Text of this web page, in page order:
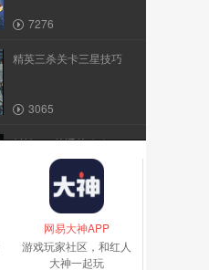
7276
精英三杀关卡三星技巧
3065
封神142关通关攻略
5592
【乱斗C视频】无常全面
测试！篝火排行对战技...
网易大神APP
游戏玩家社区，和红人
大神一起玩